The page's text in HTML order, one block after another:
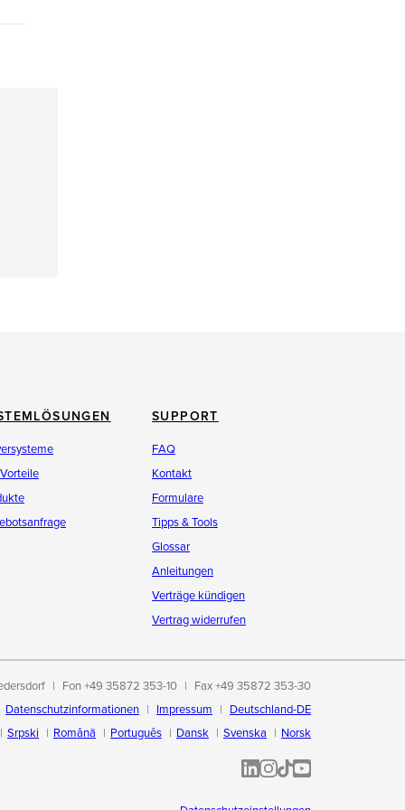
SUPPORT
FAQ
Kontakt
Formulare
Tipps & Tools
Glossar
Anleitungen
Verträge kündigen
Vertrag widerrufen
Fon +49 35872 353-10
Fax +49 35872 353-30
Datenschutzinformationen
Impressum
Deutschland-DE
Srpski
Română Português Dansk Svenska Norsk
ALL-INKL.COM | LinkedIn
ALL-INKL.COM • Instagram
ALL-INKL.COM | TikTok
ALLINKL.COM -